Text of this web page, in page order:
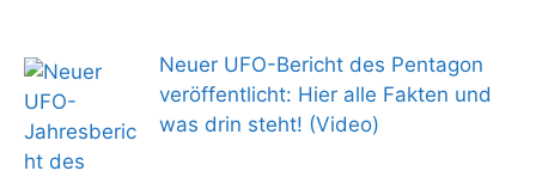
Neuer UFO-Bericht des Pentagon
veröffentlicht: Hier alle Fakten und
was drin steht! (Video)